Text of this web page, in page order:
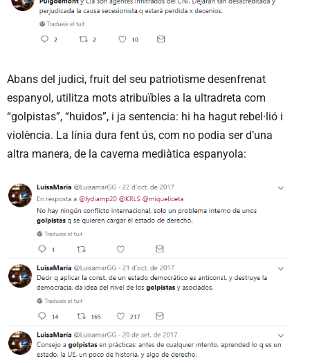
Abans del judici, fruit del seu patriotisme desenfrenat
espanyol, utilitza mots atribuïbles a la ultradreta com
“golpistas”, “huidos”, i ja sentencia: hi ha hagut rebel·lió i
violència. La línia dura fent ús, com no podia ser d’una
altra manera, de la caverna mediàtica espanyola: